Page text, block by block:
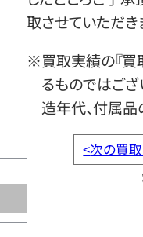
取させていただき
※買取実績の『買
るものではござ
造年代、付属品
<次の買